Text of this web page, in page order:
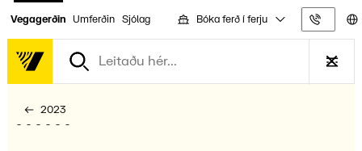
Vegagerðin Umferðin Sjólag Bóka ferð í ferju
2023